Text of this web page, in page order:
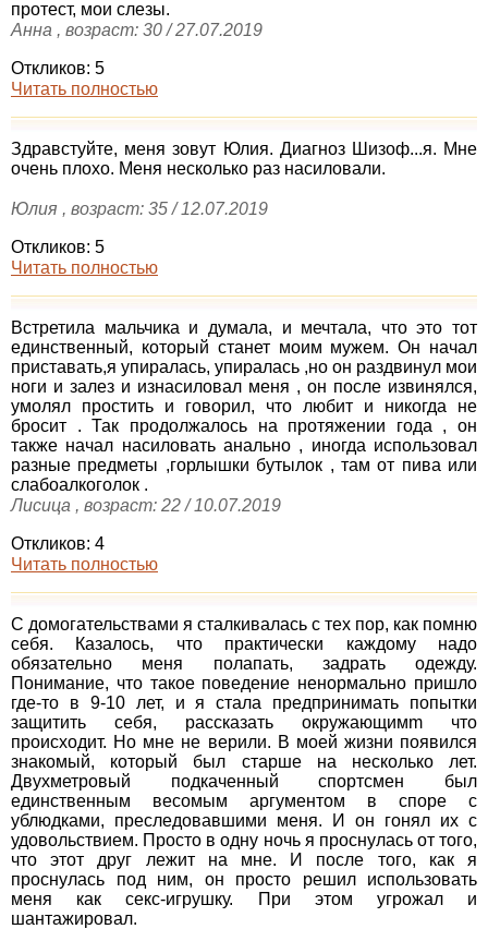
протест, мои слезы.
Анна , возраст: 30 / 27.07.2019
Откликов: 5
Читать полностью
Здравстуйте, меня зовут Юлия. Диагноз Шизоф...я. Мне
очень плохо. Меня несколько раз насиловали.
Юлия , возраст: 35 / 12.07.2019
Откликов: 5
Читать полностью
Встретила мальчика и думала, и мечтала, что это тот
единственный, который станет моим мужем. Он начал
приставать,я упиралась, упиралась ,но он раздвинул мои
ноги и залез и изнасиловал меня , он после извинялся,
умолял простить и говорил, что любит и никогда не
бросит . Так продолжалось на протяжении года , он
также начал насиловать анально , иногда использовал
разные предметы ,горлышки бутылок , там от пива или
слабоалкоголок .
Лисица , возраст: 22 / 10.07.2019
Откликов: 4
Читать полностью
С домогательствами я сталкивалась с тех пор, как помню
себя. Казалось, что практически каждому надо
обязательно меня полапать, задрать одежду.
Понимание, что такое поведение ненормально пришло
где-то в 9-10 лет, и я стала предпринимать попытки
защитить себя, рассказать окружающимm что
происходит. Но мне не верили. В моей жизни появился
знакомый, который был старше на несколько лет.
Двухметровый подкаченный спортсмен был
единственным весомым аргументом в споре с
ублюдками, преследовавшими меня. И он гонял их с
удовольствием. Просто в одну ночь я проснулась от того,
что этот друг лежит на мне. И после того, как я
проснулась под ним, он просто решил использовать
меня как секс-игрушку. При этом угрожал и
шантажировал.